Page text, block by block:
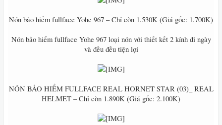
Nón bảo hiểm fullface Yohe 967 – Chỉ còn 1.530K (Giá gốc: 1.700K)
Nón bảo hiểm fullface Yohe 967 loại nón với thiết kết 2 kính đi ngày
và đều đều tiện lợi
NÓN BẢO HIỂM FULLFACE REAL HORNET STAR (03)_ REAL
HELMET – Chỉ còn 1.890K (Giá gốc: 2.100K)